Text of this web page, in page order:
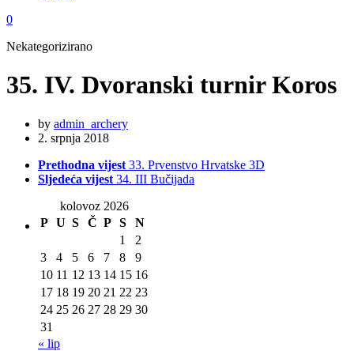
0
Nekategorizirano
35. IV. Dvoranski turnir Koros
by admin_archery
2. srpnja 2018
Prethodna vijest 33. Prvenstvo Hrvatske 3D
Sljedeća vijest 34. III Bučijada
kolovoz 2026
P U S Č P S
N
1
2
3
4 5 6 7 8
9
10 11 12 13 14 15 16
17 18 19 20 21 22 23
24 25 26 27 28 29 30
31
« lip